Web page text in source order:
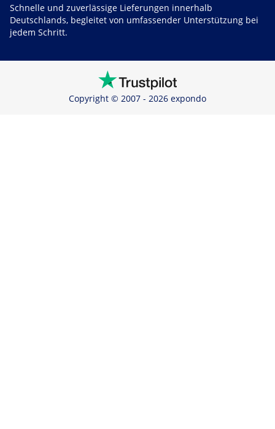
Schnelle und zuverlässige Lieferungen innerhalb
Deutschlands, begleitet von umfassender Unterstützung bei
jedem Schritt.
Copyright © 2007 - 2026 expondo